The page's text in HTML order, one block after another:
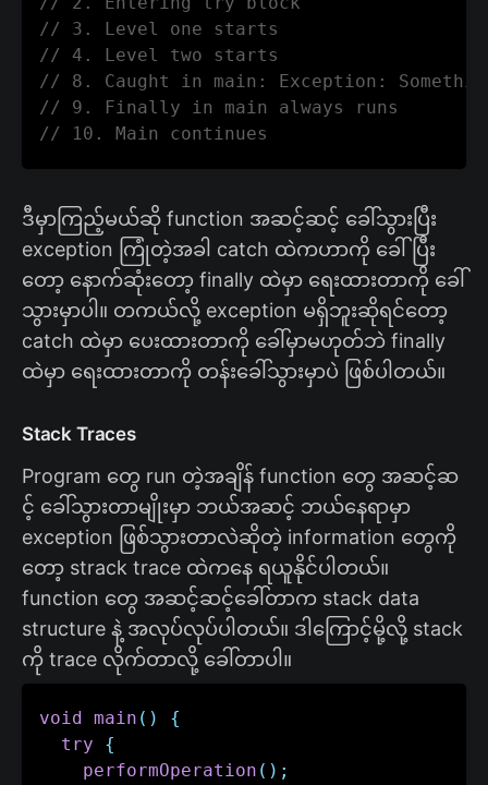
// 3. Level one starts
// 4. Level two starts
// 8. Caught in main: Exception:
// 9. Finally in main always runs
// 10. Main continues
ဒီမှာကြည့်မယ်ဆို function အဆင့်ဆင့် ခေါ်သွားပြီး
exception ကြုံတဲ့အခါ catch ထဲကဟာကို ခေါ်ပြီး
တော့ နောက်ဆုံးတော့ finally ထဲမှာ ရေးထားတာကို ခေါ်
သွားမှာပါ။ တကယ်လို့ exception မရှိဘူးဆိုရင်တော့
catch ထဲမှာ ပေးထားတာကို ခေါ်မှာမဟုတ်ဘဲ finally
ထဲမှာ ရေးထားတာကို တန်းခေါ်သွားမှာပဲ ဖြစ်ပါတယ်။
Stack Traces
Program တွေ run တဲ့အချိန် function တွေ အဆင့်ဆ
င့် ခေါ်သွားတာမျိုးမှာ ဘယ်အဆင့် ဘယ်နေရာမှာ
exception ဖြစ်သွားတာလဲဆိုတဲ့ information တွေကို
တော့ strack trace ထဲကနေ ရယူနိုင်ပါတယ်။
function တွေ အဆင့်ဆင့်ခေါ်တာက stack data
structure နဲ့ အလုပ်လုပ်ပါတယ်။ ဒါကြောင့်မို့လို့ stack
ကို trace လိုက်တာလို့ ခေါ်တာပါ။
void main ( )
{
try
{
performOperation ( ) ;